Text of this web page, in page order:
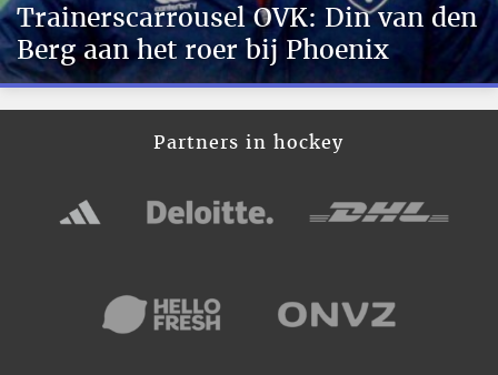
Trainerscarrousel OVK: Din van den
Berg aan het roer bij Phoenix
Partners in hockey